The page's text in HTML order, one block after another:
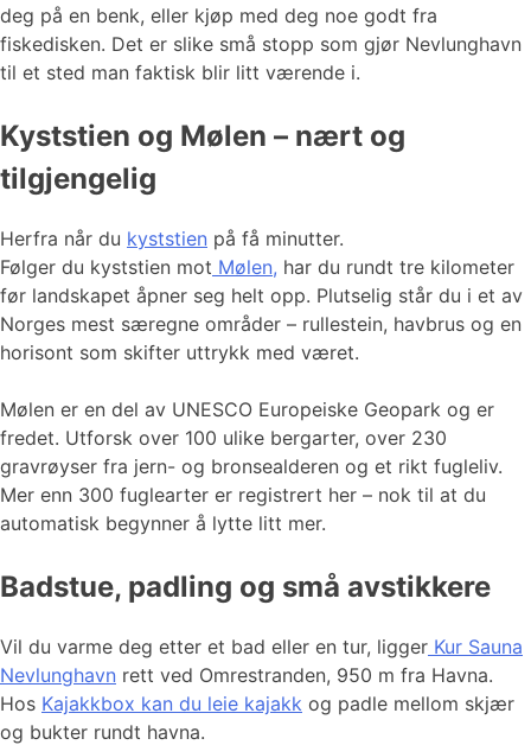
deg på en benk, eller kjøp med deg noe godt fra
fiskedisken. Det er slike små stopp som gjør Nevlunghavn
til et sted man faktisk blir litt værende i.
Kyststien og Mølen – nært og
tilgjengelig
Herfra når du kyststien på få minutter.
Følger du kyststien mot Mølen, har du rundt tre kilometer
før landskapet åpner seg helt opp. Plutselig står du i et av
Norges mest særegne områder – rullestein, havbrus og en
horisont som skifter uttrykk med været.
Mølen er en del av UNESCO Europeiske Geopark og er
fredet. Utforsk over 100 ulike bergarter, over 230
gravrøyser fra jern- og bronsealderen og et rikt fugleliv.
Mer enn 300 fuglearter er registrert her – nok til at du
automatisk begynner å lytte litt mer.
Badstue, padling og små avstikkere
Vil du varme deg etter et bad eller en tur, ligger Kur Sauna
Nevlunghavn rett ved Omrestranden, 950 m fra Havna.
Hos Kajakkbox kan du leie kajakk og padle mellom skjær
og bukter rundt havna.